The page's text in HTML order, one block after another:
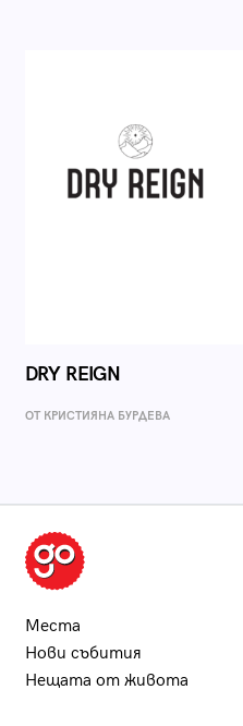
DRY REIGN
ОТ КРИСТИЯНА БУРДЕВА
Места
Нови събития
Нещата от живота